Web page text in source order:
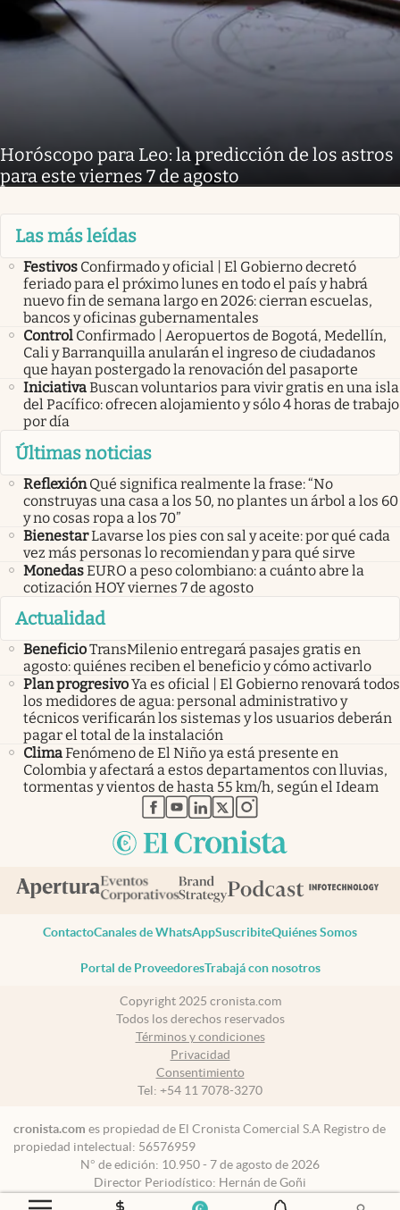
Horóscopo para Leo: la predicción de los astros
para este viernes 7 de agosto
Las más leídas
Festivos Confirmado y oficial | El Gobierno decretó
feriado para el próximo lunes en todo el país y habrá
nuevo fin de semana largo en 2026: cierran escuelas,
bancos y oficinas gubernamentales
Control Confirmado | Aeropuertos de Bogotá, Medellín,
Cali y Barranquilla anularán el ingreso de ciudadanos
que hayan postergado la renovación del pasaporte
IniciativaBuscan voluntarios para vivir gratis en una isla
del Pacífico: ofrecen alojamiento y sólo 4 horas de trabajo
por día
Últimas noticias
Reflexión Qué significa realmente la frase: “No
construyas una casa a los 50, no plantes un árbol a los 60
y no cosas ropa a los 70”
BienestarLavarse los pies con sal y aceite: por qué cada
vez más personas lo recomiendan y para qué sirve
MonedasEURO a peso colombiano: a cuánto abre la
cotización HOY viernes 7 de agosto
Actualidad
BeneficioTransMilenio entregará pasajes gratis en
agosto: quiénes reciben el beneficio y cómo activarlo
Plan progresivoYa es oficial | El Gobierno renovará todos
los medidores de agua: personal administrativo y
técnicos verificarán los sistemas y los usuarios deberán
pagar el total de la instalación
ClimaFenómeno de El Niño ya está presente en
Colombia y afectará a estos departamentos con lluvias,
tormentas y vientos de hasta 55 km/h, según el Ideam
abre en nueva pestaña
abre en nueva pestaña
abre en nueva pestaña
abre en nueva pestaña
abre en nueva pestaña
ContactoCanales de WhatsAppSuscribiteQuiénes Somos
Portal de ProveedoresTrabajá con nosotros
Copyright 2025 cronista.com
Todos los derechos reservados
Términos y condiciones
Privacidad
Consentimiento
Tel: +54 11 7078-3270
cronista.com es propiedad de El Cronista Comercial S.A Registro de
propiedad intelectual: 56576959
N° de edición: 10.950 - 7 de agosto de 2026
Director Periodístico: Hernán de Goñi